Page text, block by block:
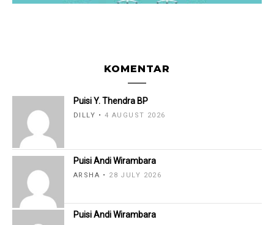
KOMENTAR
Puisi Y. Thendra BP
DILLY 4 AUGUST 2026
Puisi Andi Wirambara
ARSHA 28 JULY 2026
Puisi Andi Wirambara